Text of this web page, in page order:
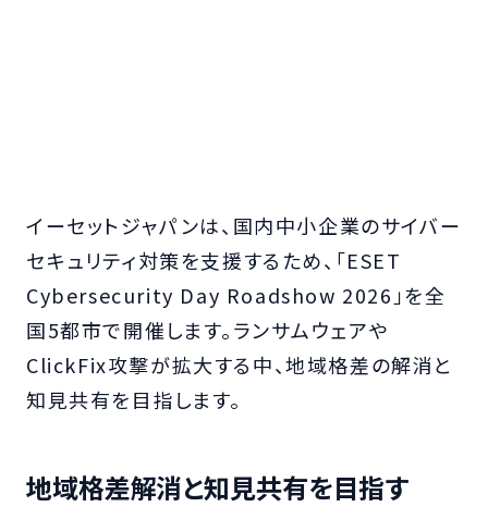
イーセットジャパンは、国内中小企業のサイバー
セキュリティ対策を支援するため、「ESET
Cybersecurity Day Roadshow 2026」を全
国5都市で開催します。ランサムウェアや
ClickFix攻撃が拡大する中、地域格差の解消と
知見共有を目指します。
地域格差解消と知見共有を目指す